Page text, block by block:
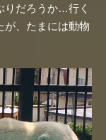
りだろうか…行く
が、たまには動物